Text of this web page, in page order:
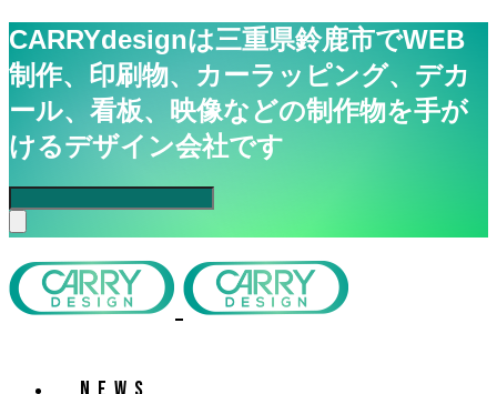
CARRYdesignは三重県鈴鹿市でWEB
制作、印刷物、カーラッピング、デカ
ール、看板、映像などの制作物を手が
けるデザイン会社です